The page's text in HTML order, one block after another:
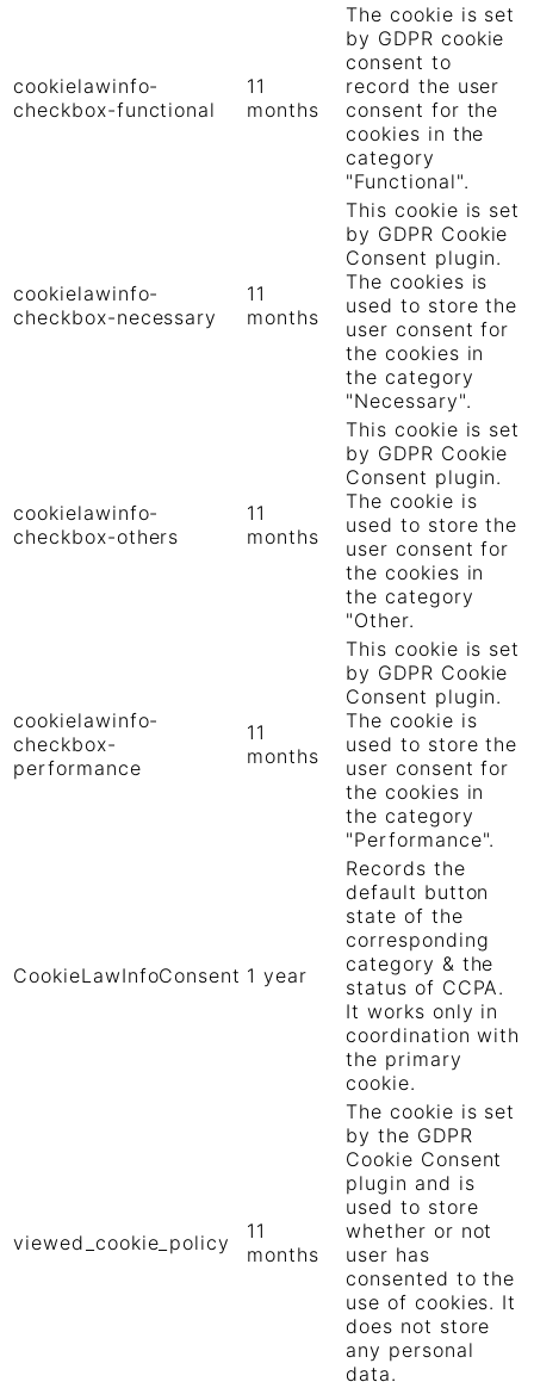
cookielawinfo-
checkbox-functional
11
months
The cookie is set
by GDPR cookie
consent to
record the user
consent for the
cookies in the
category
"Functional".
cookielawinfo-
checkbox-necessary
11
months
This cookie is set
by GDPR Cookie
Consent plugin.
The cookies is
used to store the
user consent for
the cookies in
the category
"Necessary".
cookielawinfo-
checkbox-others
11
months
This cookie is set
by GDPR Cookie
Consent plugin.
The cookie is
used to store the
user consent for
the cookies in
the category
"Other.
cookielawinfo-
checkbox-
performance
11
months
This cookie is set
by GDPR Cookie
Consent plugin.
The cookie is
used to store the
user consent for
the cookies in
the category
"Performance".
CookieLawInfoConsent 1 year
Records the
default button
state of the
corresponding
category & the
status of CCPA.
It works only in
coordination with
the primary
cookie.
viewed_cookie_policy
11
months
The cookie is set
by the GDPR
Cookie Consent
plugin and is
used to store
whether or not
user has
consented to the
use of cookies. It
does not store
any personal
data.